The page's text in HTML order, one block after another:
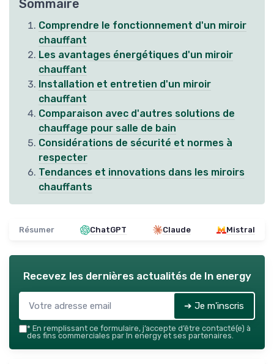
Sommaire
Comprendre le fonctionnement d'un miroir
chauffant
Les avantages énergétiques d'un miroir
chauffant
Installation et entretien d'un miroir
chauffant
Comparaison avec d'autres solutions de
chauffage pour salle de bain
Considérations de sécurité et normes à
respecter
Tendances et innovations dans les miroirs
chauffants
Résumer ChatGPT Claude Mistral
Recevez les dernières actualités de In energy
➔ Je m'inscris
* En remplissant ce formulaire, j’accepte d’être contacté(e) à
des fins commerciales par In energy et ses partenaires.